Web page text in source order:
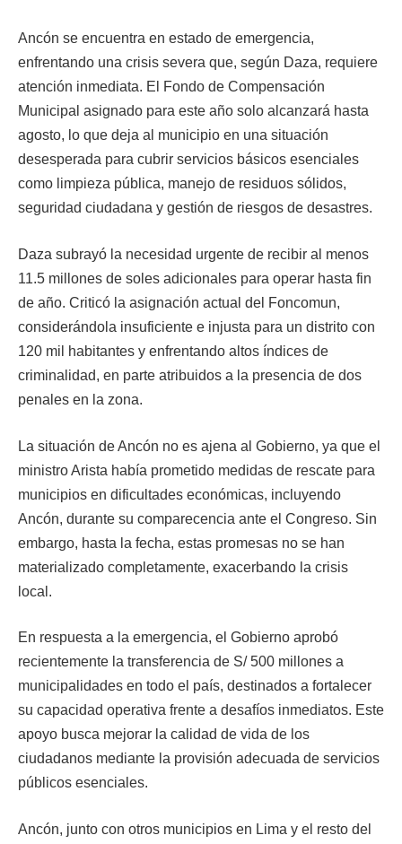
Ancón se encuentra en estado de emergencia,
enfrentando una crisis severa que, según Daza, requiere
atención inmediata. El Fondo de Compensación
Municipal asignado para este año solo alcanzará hasta
agosto, lo que deja al municipio en una situación
desesperada para cubrir servicios básicos esenciales
como limpieza pública, manejo de residuos sólidos,
seguridad ciudadana y gestión de riesgos de desastres.
Daza subrayó la necesidad urgente de recibir al menos
11.5 millones de soles adicionales para operar hasta fin
de año. Criticó la asignación actual del Foncomun,
considerándola insuficiente e injusta para un distrito con
120 mil habitantes y enfrentando altos índices de
criminalidad, en parte atribuidos a la presencia de dos
penales en la zona.
La situación de Ancón no es ajena al Gobierno, ya que el
ministro Arista había prometido medidas de rescate para
municipios en dificultades económicas, incluyendo
Ancón, durante su comparecencia ante el Congreso. Sin
embargo, hasta la fecha, estas promesas no se han
materializado completamente, exacerbando la crisis
local.
En respuesta a la emergencia, el Gobierno aprobó
recientemente la transferencia de S/ 500 millones a
municipalidades en todo el país, destinados a fortalecer
su capacidad operativa frente a desafíos inmediatos. Este
apoyo busca mejorar la calidad de vida de los
ciudadanos mediante la provisión adecuada de servicios
públicos esenciales.
Ancón, junto con otros municipios en Lima y el resto del